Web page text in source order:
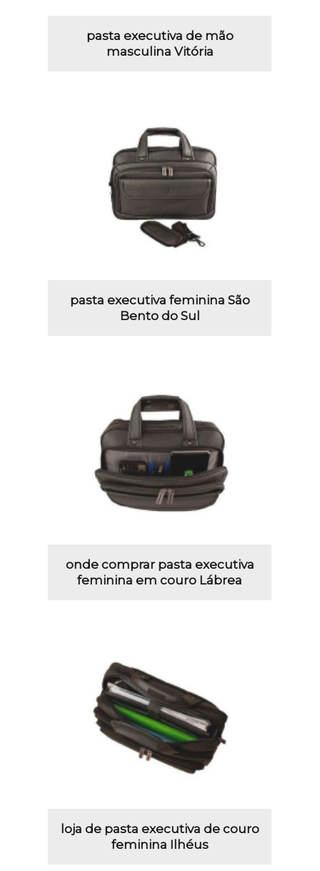
pasta executiva de mão
masculina Vitória
pasta executiva feminina São
Bento do Sul
onde comprar pasta executiva
feminina em couro Lábrea
loja de pasta executiva de couro
feminina Ilhéus